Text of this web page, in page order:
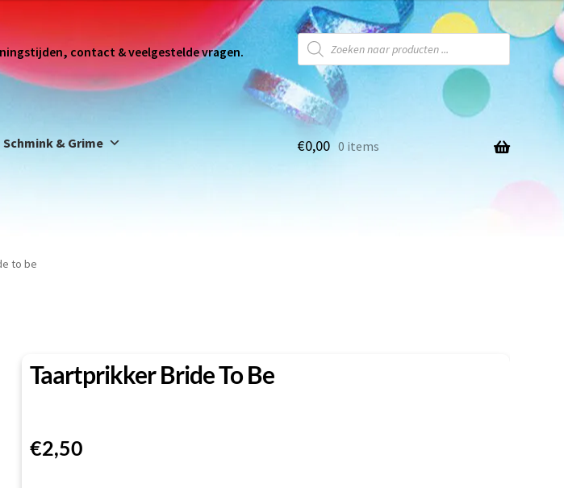
contact & veelgestelde vragen.
Schmink & Grime €0,00 0 items
to be
Taartprikker Bride To Be
€2,50